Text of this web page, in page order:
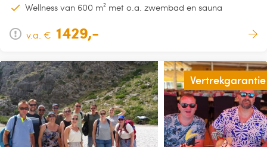
Wellness van 600 m² met o.a. zwembad en sauna
v.a. € 1429,-
Vertrekgarantie